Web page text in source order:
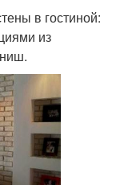
в гостиной:
из